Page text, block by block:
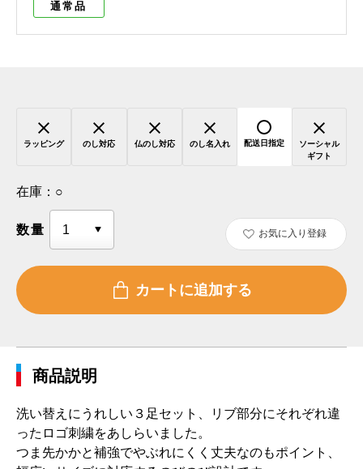
通常品
ラッピング のし対応 仏のし対応 のし名入れ 配送日指定
ソーシャル
ギフト
在庫： ○
数量 お気に入り登録
商品説明
洗い替えにうれしい３足セット、リブ部分にそれぞれ違
ったロゴ刺繍をあしらいました。
つま先かかと補強でやぶれにくく丈夫なのもポイント、